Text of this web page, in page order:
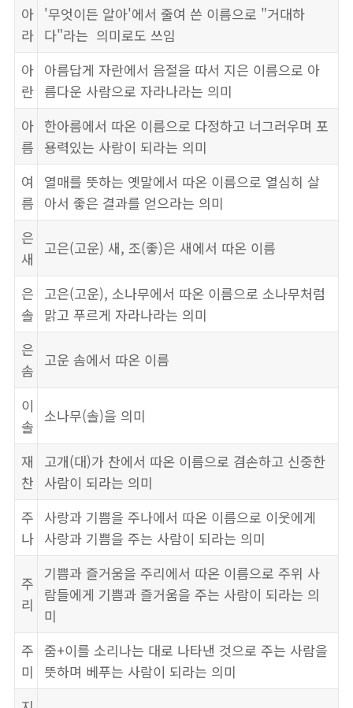
아
라
'무엇이든 알아'에서 줄여 쓴 이름으로 "거대하
다"라는 의미로도 쓰임
아
란
아름답게 자란에서 음절을 따서 지은 이름으로 아
름다운 사람으로 자라나라는 의미
아
름
한아름에서 따온 이름으로 다정하고 너그러우며 포
용력있는 사람이 되라는 의미
여
름
열매를 뜻하는 옛말에서 따온 이름으로 열심히 살
아서 좋은 결과를 얻으라는 의미
은
새
고은(고운) 새, 조(좋)은 새에서 따온 이름
은
솔
고은(고운), 소나무에서 따온 이름으로 소나무처럼
맑고 푸르게 자라나라는 의미
은
솜
고운 솜에서 따온 이름
이
솔
소나무(솔)을 의미
재
찬
고개(대)가 찬에서 따온 이름으로 겸손하고 신중한
사람이 되라는 의미
주
나
사랑과 기쁨을 주나에서 따온 이름으로 이웃에게
사랑과 기쁨을 주는 사람이 되라는 의미
주
리
기쁨과 즐거움을 주리에서 따온 이름으로 주위 사
람들에게 기쁨과 즐거움을 주는 사람이 되라는 의
미
주
미
줌+이를 소리나는 대로 나타낸 것으로 주는 사람을
뜻하며 베푸는 사람이 되라는 의미